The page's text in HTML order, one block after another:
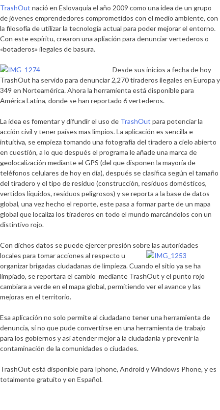
TrashOut nació en Eslovaquia el año 2009 como una idea de un grupo
de jóvenes emprendedores comprometidos con el medio ambiente, con
la filosofía de utilizar la tecnología actual para poder mejorar el entorno.
Con este espíritu, crearon una apliación para denunciar vertederos o
«botaderos» ilegales de basura.
Desde sus inicios a fecha de hoy
TrashOut ha servido para denunciar 2,270 tiraderos ilegales en Europa y
349 en Norteamérica. Ahora la herramienta está disponible para
América Latina, donde se han reportado 6 vertederos.
La idea es fomentar y difundir el uso de TrashOut para potenciar la
acción civil y tener países mas limpios. La aplicación es sencilla e
intuitiva, se empieza tomando una fotografía del tiradero a cielo abierto
en cuestión, a lo que después el programa le añade una marca de
geolocalización mediante el GPS (del que disponen la mayoría de
teléfonos celulares de hoy en día), después se clasifica según el tamaño
del tiradero y el tipo de residuo (construcción, residuos domésticos,
vertidos líquidos, residuos peligrosos) y se reporta a la base de datos
global, una vez hecho el reporte, este pasa a formar parte de un mapa
global que localiza los tiraderos en todo el mundo marcándolos con un
distintivo rojo.
Con dichos datos se puede ejercer presión sobre las autoridades
locales para tomar acciones al respecto u
organizar brigadas ciudadanas de limpieza. Cuando el sitio ya se ha
limpiado, se reportara el cambio mediante TrashOut y el punto rojo
cambiara a verde en el mapa global, permitiendo ver el avance y las
mejoras en el territorio.
Esa aplicación no solo permite al ciudadano tener una herramienta de
denuncia, si no que pude convertirse en una herramienta de trabajo
para los gobiernos y así atender mejor a la ciudadanía y prevenir la
contaminación de la comunidades o ciudades.
TrashOut está disponible para Iphone, Android y Windows Phone, y es
totalmente gratuito y en Español.